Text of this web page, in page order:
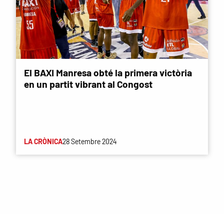
El BAXI Manresa obté la primera victòria
en un partit vibrant al Congost
LA CRÒNICA28 Setembre 2024